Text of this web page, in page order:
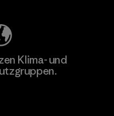
Klima- und